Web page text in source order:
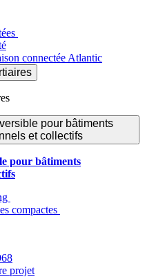
connectée Atlantic
pour bâtiments
et collectifs
pour bâtiments
compactes
projet